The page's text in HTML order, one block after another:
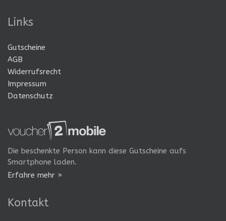
Links
Gutscheine
AGB
Widerrufsrecht
Impressum
Datenschutz
Die beschenkte Person kann diese Gutscheine aufs
Smartphone laden.
Erfahre mehr »
Kontakt